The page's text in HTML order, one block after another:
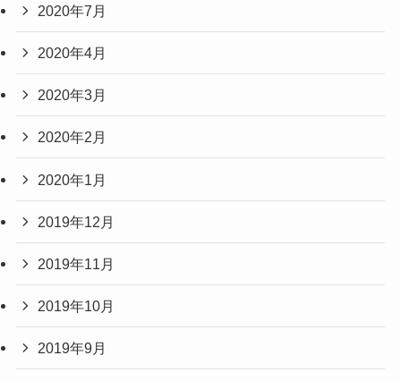
2020年7月
2020年4月
2020年3月
2020年2月
2020年1月
2019年12月
2019年11月
2019年10月
2019年9月